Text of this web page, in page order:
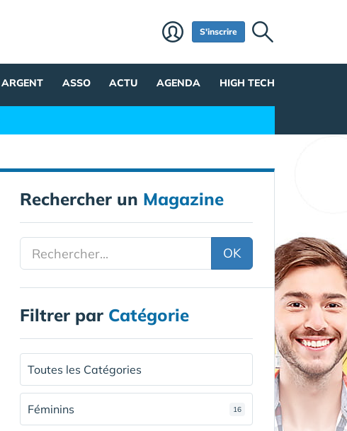
S'inscrire
ARGENT ASSO ACTU AGENDA HIGH TECH
Rechercher un Magazine
OK
Filtrer par Catégorie
Toutes les Catégories
Féminins 16